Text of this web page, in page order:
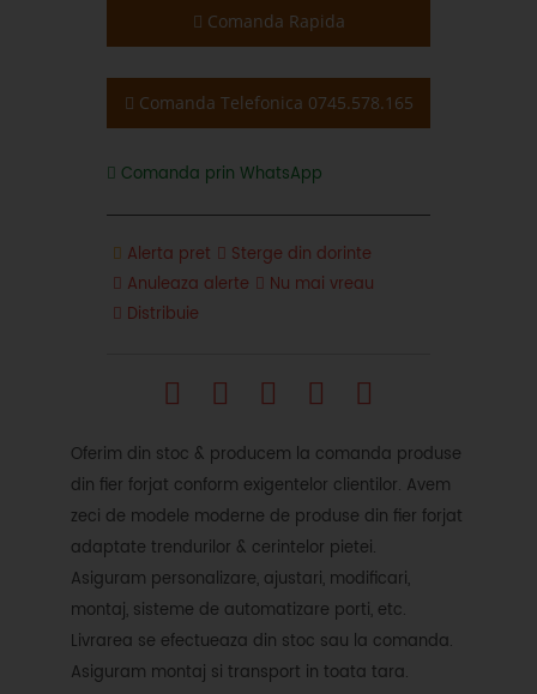
Comanda Rapida
Comanda Telefonica 0745.578.165
Comanda prin WhatsApp
Alerta pret
Sterge din dorinte
Anuleaza alerte
Nu mai vreau
Distribuie
Oferim din stoc & producem la comanda produse
din fier forjat conform exigentelor clientilor. Avem
zeci de modele moderne de produse din fier forjat
adaptate trendurilor & cerintelor pietei.
Asiguram personalizare, ajustari, modificari,
montaj, sisteme de automatizare porti, etc.
Livrarea se efectueaza din stoc sau la comanda.
Asiguram montaj si transport in toata tara.